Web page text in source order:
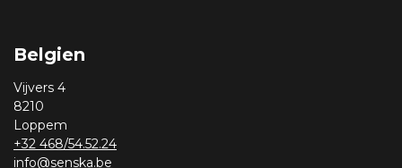
Belgien
Vijvers 4
8210
Loppem
+32 468/54.52.24
info@senska.be